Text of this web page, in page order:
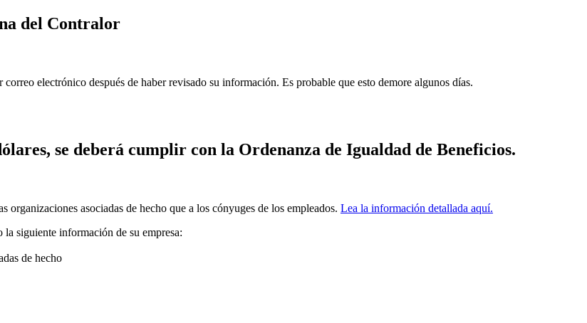
del Contralor
electrónico después de haber revisado su información. Es probable que esto demore algunos días.
se deberá cumplir con la Ordenanza de Igualdad de Beneficios.
asociadas de hecho que a los cónyuges de los empleados. Lea la información detallada aquí.
siguiente información de su empresa:
de hecho